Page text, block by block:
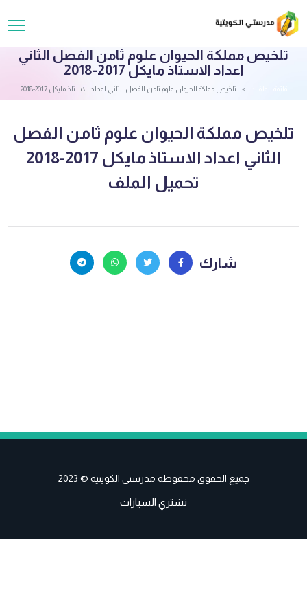
تلخيص مملكة الحيوان علوم ثامن الفصل الثاني
اعداد الاستاذ مايكل 2017-2018
تلخيص مملكة الحيوان علوم ثامن الفصل الثاني اعداد الاستاذ مايكل 2017-2018
تلخيص مملكة الحيوان علوم ثامن الفصل
الثاني اعداد الاستاذ مايكل 2017-2018
تحميل الملف
شارك
جميع الحقوق محفوظة مدرستي الكويتية © 2023
نشتري السيارات